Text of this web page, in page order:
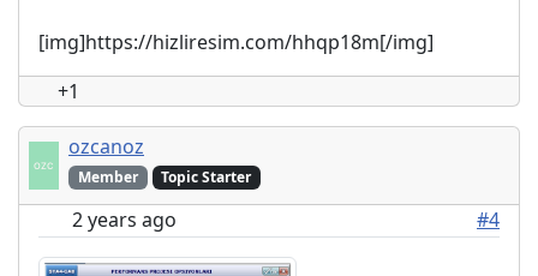
[img]https://hizliresim.com/hhqp18m[/img]
+1
ozcanoz
Member Topic Starter
2 years ago #4